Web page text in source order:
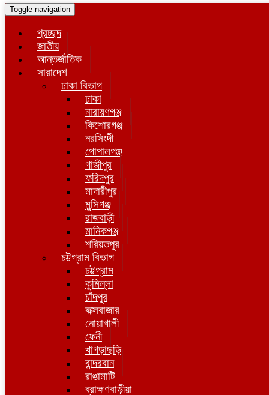
Toggle navigation
প্রচ্ছদ
জাতীয়
আন্তর্জাতিক
সারাদেশ
ঢাকা বিভাগ
ঢাকা
নারায়ণগঞ্জ
কিশোরগঞ্জ
নরসিংদী
গোপালগঞ্জ
গাজীপুর
ফরিদপুর
মাদারীপুর
মুন্সিগঞ্জ
রাজবাড়ী
মানিকগঞ্জ
শরিয়তপুর
চট্টগ্রাম বিভাগ
চট্টগ্রাম
কুমিল্লা
চাঁদপুর
কক্সবাজার
নোয়াখালী
ফেনী
খাগড়াছড়ি
বান্দরবান
রাঙামাটি
ব্রাহ্মণবাড়ীয়া